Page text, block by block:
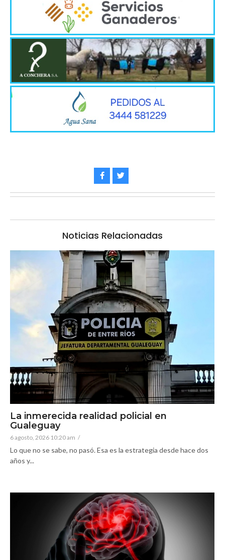
Noticias Relacionadas
La inmerecida realidad policial en
Gualeguay
6 agosto, 2026 10:20 am /
Lo que no se sabe, no pasó. Esa es la estrategia desde hace dos
años y...